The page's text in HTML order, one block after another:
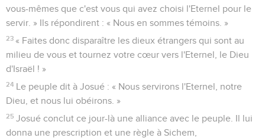
vous-mêmes que c'est vous qui avez choisi l'Eternel pour le
servir. » Ils répondirent : « Nous en sommes témoins. »
23 « Faites donc disparaître les dieux étrangers qui sont au
milieu de vous et tournez votre cœur vers l'Eternel, le Dieu
d'Israël ! »
24 Le peuple dit à Josué : « Nous servirons l'Eternel, notre
Dieu, et nous lui obéirons. »
25 Josué conclut ce jour-là une alliance avec le peuple. Il lui
donna une prescription et une règle à Sichem,